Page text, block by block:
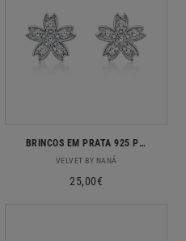
BRINCOS EM PRATA 925 PRATEADO FLOR COM ZIRCONIAS
Fornecedor:
VELVET BY NANÁ
Preço
25,00€